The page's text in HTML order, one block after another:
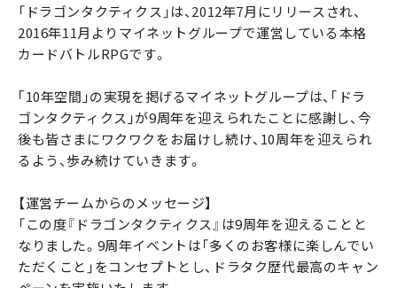
「ドラゴンタクティクス」は、2012年7月にリリースされ、
2016年11月よりマイネットグループで運営している本格
カードバトルRPGです。
｢10年空間｣の実現を掲げるマイネットグループは、｢ドラ
ゴンタクティクス｣が9周年を迎えられたことに感謝し、今
後も皆さまにワクワクをお届けし続け、10周年を迎えられ
るよう、歩み続けていきます。
【運営チームからのメッセージ】
「この度『ドラゴンタクティクス』は9周年を迎えることと
なりました。9周年イベントは「多くのお客様に楽しんでい
ただくこと」をコンセプトとし、ドラタク歴代最高のキャン